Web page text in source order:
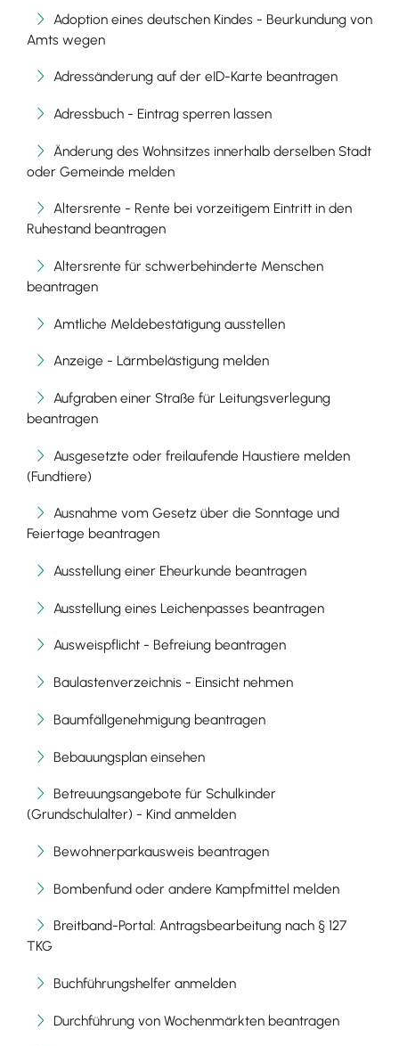
Adoption eines deutschen Kindes - Beurkundung von
Amts wegen
Adressänderung auf der eID-Karte beantragen
Adressbuch - Eintrag sperren lassen
Änderung des Wohnsitzes innerhalb derselben Stadt
oder Gemeinde melden
Altersrente - Rente bei vorzeitigem Eintritt in den
Ruhestand beantragen
Altersrente für schwerbehinderte Menschen
beantragen
Amtliche Meldebestätigung ausstellen
Anzeige - Lärmbelästigung melden
Aufgraben einer Straße für Leitungsverlegung
beantragen
Ausgesetzte oder freilaufende Haustiere melden
(Fundtiere)
Ausnahme vom Gesetz über die Sonntage und
Feiertage beantragen
Ausstellung einer Eheurkunde beantragen
Ausstellung eines Leichenpasses beantragen
Ausweispflicht - Befreiung beantragen
Baulastenverzeichnis - Einsicht nehmen
Baumfällgenehmigung beantragen
Bebauungsplan einsehen
Betreuungsangebote für Schulkinder
(Grundschulalter) - Kind anmelden
Bewohnerparkausweis beantragen
Bombenfund oder andere Kampfmittel melden
Breitband-Portal: Antragsbearbeitung nach § 127
TKG
Buchführungshelfer anmelden
Durchführung von Wochenmärkten beantragen